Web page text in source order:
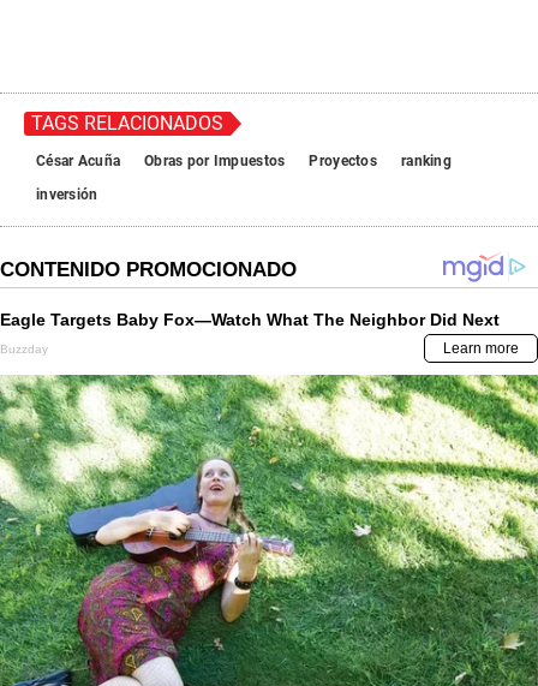
TAGS RELACIONADOS
César Acuña Obras por Impuestos Proyectos
ranking
inversión